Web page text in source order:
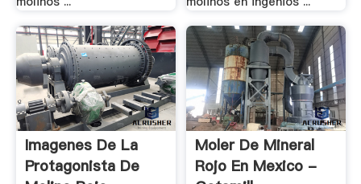
Imagenes De La
Protagonista De
Moler De Mineral
Rojo En Mexico -